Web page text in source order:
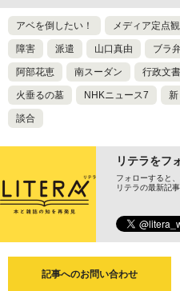
アベを倒したい！ メディア定点
障害 派遣 山口真由 ブラ
阿部花恵 南スーダン 行政文書
火垂るの墓 NHKニュース7
談合
リテラをフ
フォローすると
リテラの最新記
記事へのお問い合わせ